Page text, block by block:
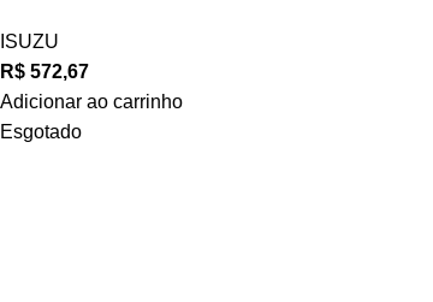
ISUZU
R$ 572,67
Adicionar ao carrinho
Esgotado